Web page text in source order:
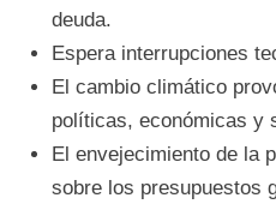
deuda.
Espera interrupciones
El cambio climático
políticas, económicas y
El envejecimiento de la
sobre los presupuestos